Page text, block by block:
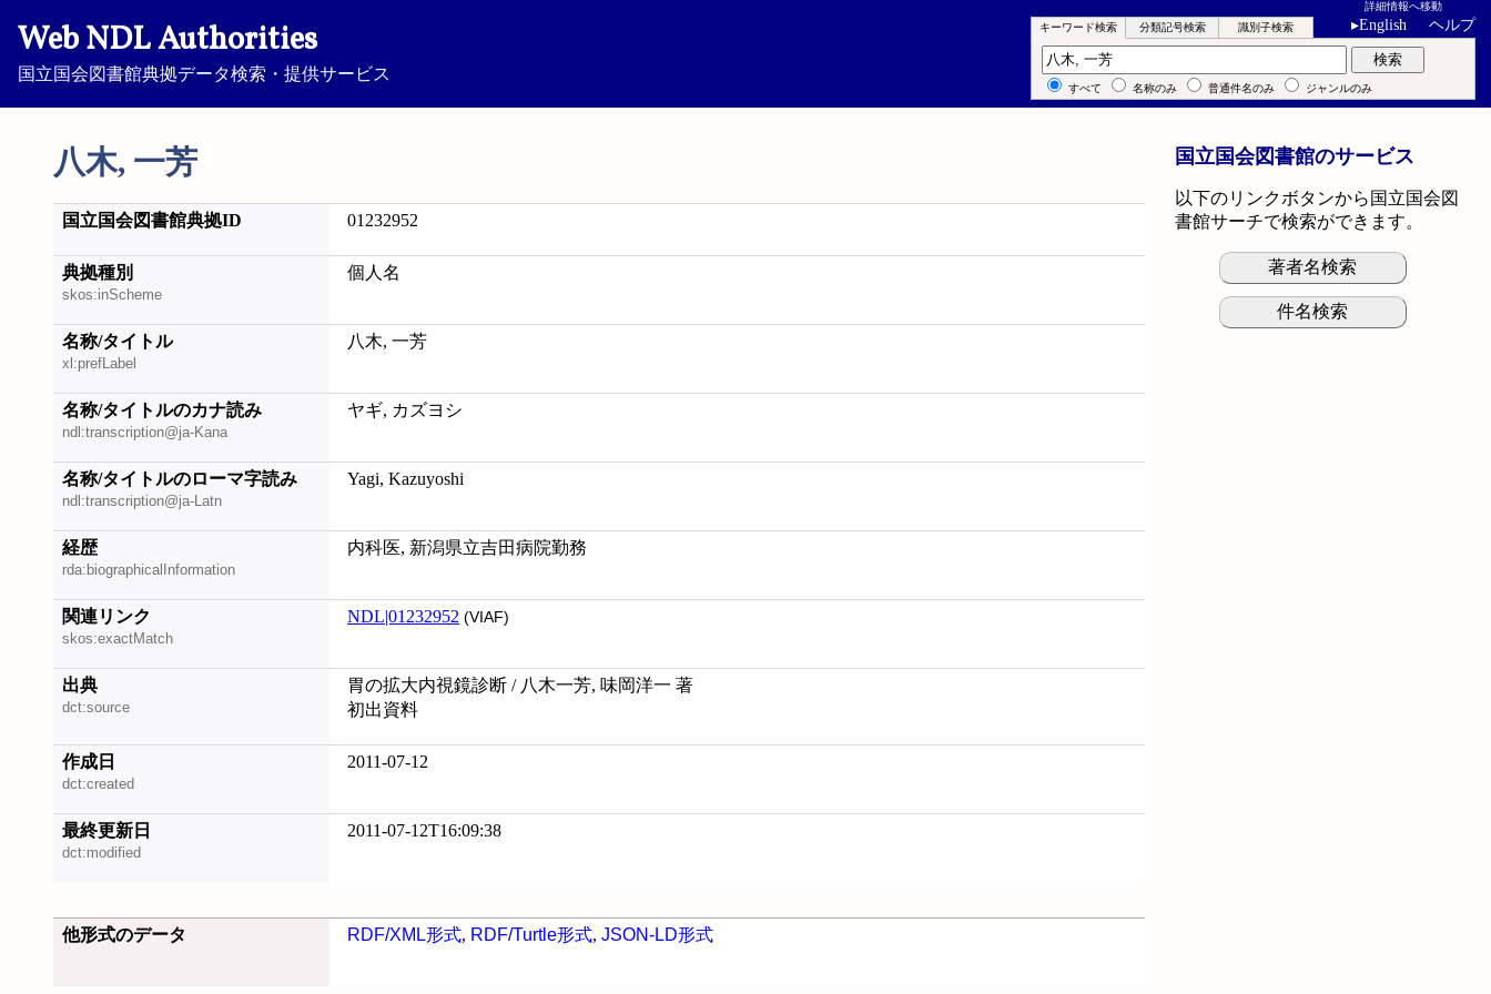
Web NDL Authorities
国立国会図書館典拠データ検索・提供サービス
詳細情報へ移動
▸English ヘルプ
八木, 一芳
キーワード検索 分類記号検索 識別子検索
キーワード検索 検索
すべて 名称のみ 普通件名のみ ジャンルのみ
国立国会図書館典拠ID 01232952
典拠種別
skos:inScheme
個人名
名称/タイトル
xl:prefLabel
八木, 一芳
名称/タイトルのカナ読み
ndl:transcription@ja-Kana
ヤギ, カズヨシ
名称/タイトルのローマ字読み
ndl:transcription@ja-Latn
Yagi, Kazuyoshi
経歴
rda:biographicalInformation
内科医, 新潟県立吉田病院勤務
関連リンク
skos:exactMatch
NDL|01232952 (VIAF)
出典
dct:source
胃の拡大内視鏡診断 / 八木一芳, 味岡洋一 著
初出資料
作成日
dct:created
2011-07-12
最終更新日
dct:modified
2011-07-12T16:09:38
他形式のデータ RDF/XML形式, RDF/Turtle形式, JSON-LD形式
国立国会図書館のサービス
以下のリンクボタンから国立国会図
書館サーチで検索ができます。
著者名検索
件名検索